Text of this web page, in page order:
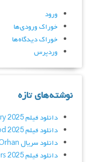
ورود
خوراک ورودی‌ها
خوراک دیدگاه‌ها
وردپرس
نوشته‌های تازه
دانلود فیلم A Time for Bravery 2025
دانلود فیلم The Great Flood 2025
دانلود سریال Kurulus Orhan
دانلود فیلم The Thing with Feathers 2025